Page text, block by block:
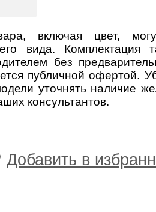
включая цвет,
вида. Комплектация
без
публичной офертой.
уточнять наличие
консультантов.
Добавить в